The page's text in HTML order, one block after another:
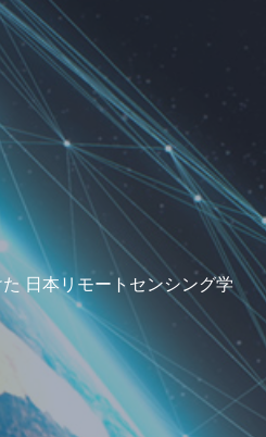
日本リモートセンシング学